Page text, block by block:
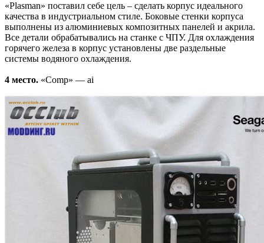
«Plasman» поставил себе цель – сделать корпус идеального
качества в индустриальном стиле. Боковые стенки корпуса
выполнены из алюминиевых композитных панелей и акрила.
Все детали обрабатывались на станке с ЧПУ. Для охлаждения
горячего железа в корпус установлены две раздельные
системы водяного охлаждения.
4 место. «Comp» — ai